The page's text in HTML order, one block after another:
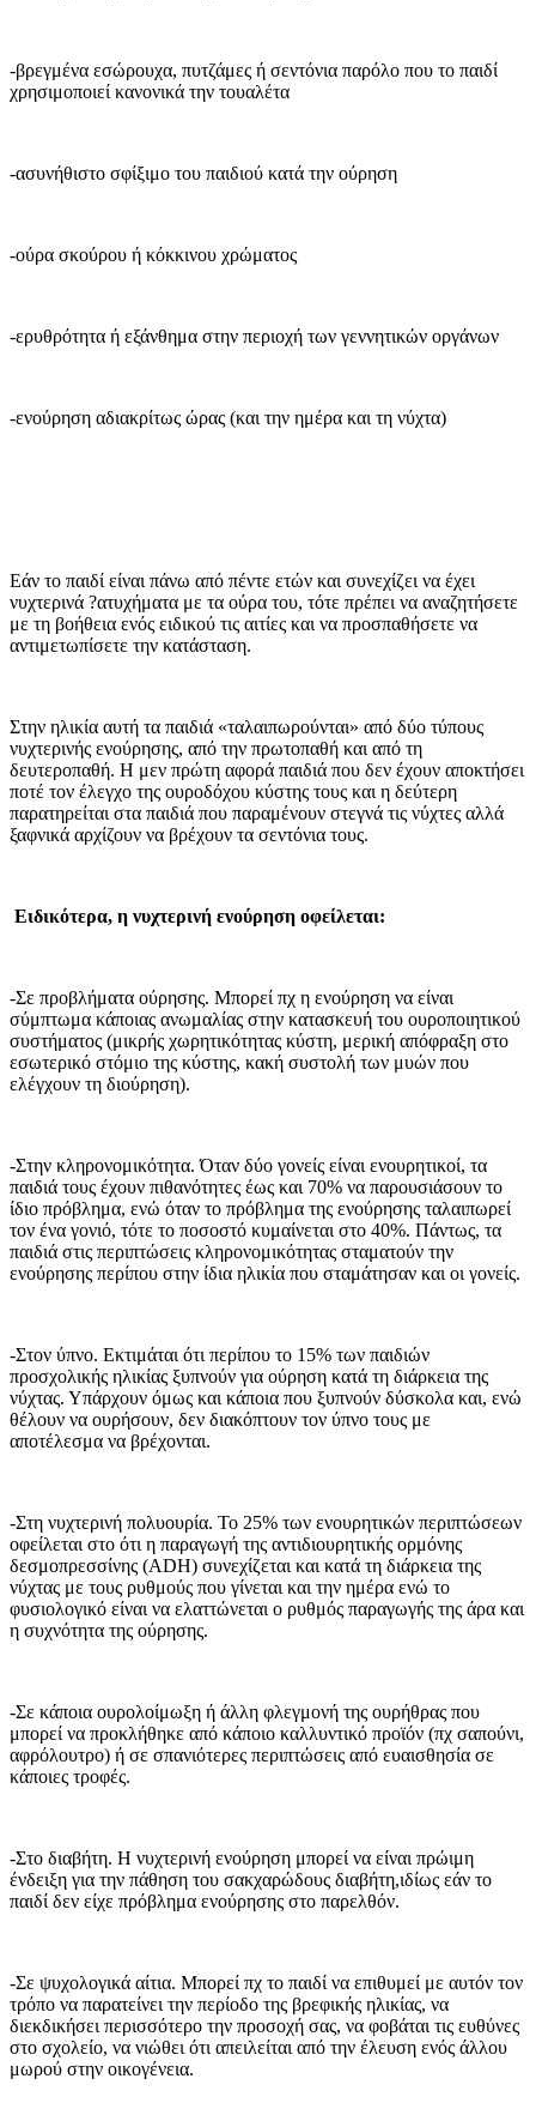
-βρεγμένα εσώρουχα, πυτζάμες ή σεντόνια παρόλο που το παιδί
χρησιμοποιεί κανονικά την τουαλέτα
-ασυνήθιστο σφίξιμο του παιδιού κατά την ούρηση
-ούρα σκούρου ή κόκκινου χρώματος
-ερυθρότητα ή εξάνθημα στην περιοχή των γεννητικών οργάνων
-ενούρηση αδιακρίτως ώρας (και την ημέρα και τη νύχτα)
Εάν το παιδί είναι πάνω από πέντε ετών και συνεχίζει να έχει
νυχτερινά ?ατυχήματα με τα ούρα του, τότε πρέπει να αναζητήσετε
με τη βοήθεια ενός ειδικού τις αιτίες και να προσπαθήσετε να
αντιμετωπίσετε την κατάσταση.
Στην ηλικία αυτή τα παιδιά «ταλαιπωρούνται» από δύο τύπους
νυχτερινής ενούρησης, από την πρωτοπαθή και από τη
δευτεροπαθή. Η μεν πρώτη αφορά παιδιά που δεν έχουν αποκτήσει
ποτέ τον έλεγχο της ουροδόχου κύστης τους και η δεύτερη
παρατηρείται στα παιδιά που παραμένουν στεγνά τις νύχτες αλλά
ξαφνικά αρχίζουν να βρέχουν τα σεντόνια τους.
Ειδικότερα, η νυχτερινή ενούρηση οφείλεται:
-Σε προβλήματα ούρησης. Μπορεί πχ η ενούρηση να είναι
σύμπτωμα κάποιας ανωμαλίας στην κατασκευή του ουροποιητικού
συστήματος (μικρής χωρητικότητας κύστη, μερική απόφραξη στο
εσωτερικό στόμιο της κύστης, κακή συστολή των μυών που
ελέγχουν τη διούρηση).
-Στην κληρονομικότητα. Όταν δύο γονείς είναι ενουρητικοί, τα
παιδιά τους έχουν πιθανότητες έως και 70% να παρουσιάσουν το
ίδιο πρόβλημα, ενώ όταν το πρόβλημα της ενούρησης ταλαιπωρεί
τον ένα γονιό, τότε το ποσοστό κυμαίνεται στο 40%. Πάντως, τα
παιδιά στις περιπτώσεις κληρονομικότητας σταματούν την
ενούρησης περίπου στην ίδια ηλικία που σταμάτησαν και οι γονείς.
-Στον ύπνο. Εκτιμάται ότι περίπου το 15% των παιδιών
προσχολικής ηλικίας ξυπνούν για ούρηση κατά τη διάρκεια της
νύχτας. Υπάρχουν όμως και κάποια που ξυπνούν δύσκολα και, ενώ
θέλουν να ουρήσουν, δεν διακόπτουν τον ύπνο τους με
αποτέλεσμα να βρέχονται.
-Στη νυχτερινή πολυουρία. Το 25% των ενουρητικών περιπτώσεων
οφείλεται στο ότι η παραγωγή της αντιδιουρητικής ορμόνης
δεσμοπρεσσίνης (ADH) συνεχίζεται και κατά τη διάρκεια της
νύχτας με τους ρυθμούς που γίνεται και την ημέρα ενώ το
φυσιολογικό είναι να ελαττώνεται ο ρυθμός παραγωγής της άρα και
η συχνότητα της ούρησης.
-Σε κάποια ουρολοίμωξη ή άλλη φλεγμονή της ουρήθρας που
μπορεί να προκλήθηκε από κάποιο καλλυντικό προϊόν (πχ σαπούνι,
αφρόλουτρο) ή σε σπανιότερες περιπτώσεις από ευαισθησία σε
κάποιες τροφές.
-Στο διαβήτη. Η νυχτερινή ενούρηση μπορεί να είναι πρώιμη
ένδειξη για την πάθηση του σακχαρώδους διαβήτη,ιδίως εάν το
παιδί δεν είχε πρόβλημα ενούρησης στο παρελθόν.
-Σε ψυχολογικά αίτια. Μπορεί πχ το παιδί να επιθυμεί με αυτόν τον
τρόπο να παρατείνει την περίοδο της βρεφικής ηλικίας, να
διεκδικήσει περισσότερο την προσοχή σας, να φοβάται τις ευθύνες
στο σχολείο, να νιώθει ότι απειλείται από την έλευση ενός άλλου
μωρού στην οικογένεια.